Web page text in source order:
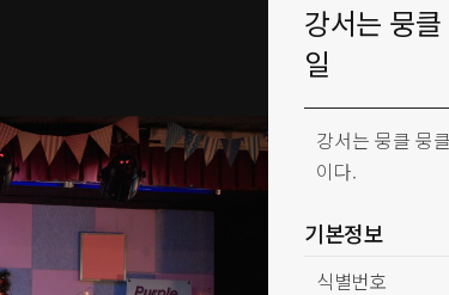
강서는 뭉
일
강서는 뭉클 뭉
이다.
기본정보
식별번호